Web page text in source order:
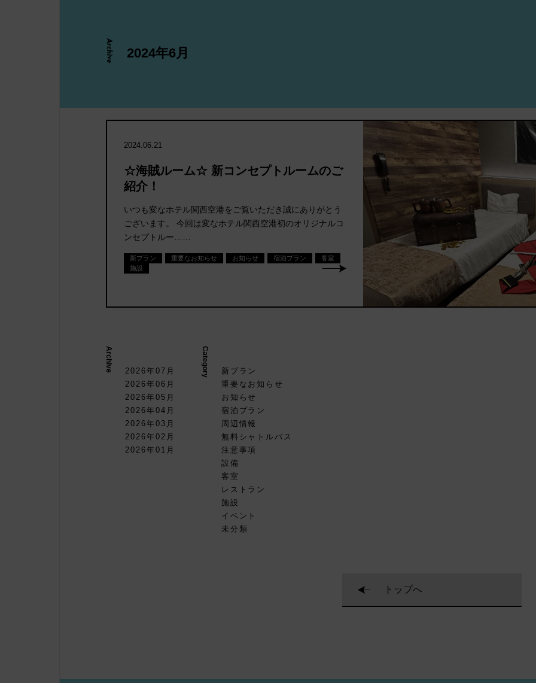
Archive 2024年6月
2024.06.21
☆海賊ルーム☆ 新コンセプトルームのご
紹介！
いつも変なホテル関西空港をご覧いただき誠にありがとう
ございます。 今回は変なホテル関西空港初のオリジナルコ
ンセプトルー……
新プラン 重要なお知らせ お知らせ 宿泊プラン
客室
施設
Archive
2026年07月
2026年06月
2026年05月
2026年04月
2026年03月
2026年02月
2026年01月
Category
新プラン
重要なお知らせ
お知らせ
宿泊プラン
周辺情報
無料シャトルバス
注意事項
設備
客室
レストラン
施設
イベント
未分類
トップへ